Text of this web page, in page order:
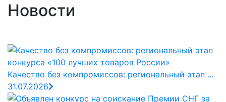
Новости
Качество без компромиссов: региональный этап ...
31.07.2026